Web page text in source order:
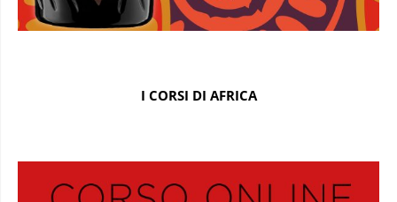
I CORSI DI AFRICA